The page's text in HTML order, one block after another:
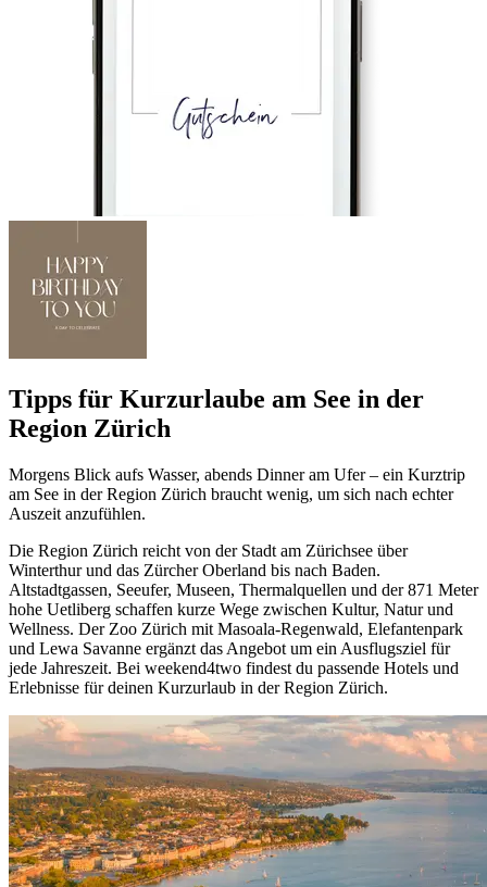
Tipps für Kurzurlaube am See in der
Region Zürich
Morgens Blick aufs Wasser, abends Dinner am Ufer – ein Kurztrip
am See in der Region Zürich braucht wenig, um sich nach echter
Auszeit anzufühlen.
Die Region Zürich reicht von der Stadt am Zürichsee über
Winterthur und das Zürcher Oberland bis nach Baden.
Altstadtgassen, Seeufer, Museen, Thermalquellen und der 871 Meter
hohe Uetliberg schaffen kurze Wege zwischen Kultur, Natur und
Wellness. Der Zoo Zürich mit Masoala-Regenwald, Elefantenpark
und Lewa Savanne ergänzt das Angebot um ein Ausflugsziel für
jede Jahreszeit. Bei weekend4two findest du passende Hotels und
Erlebnisse für deinen Kurzurlaub in der Region Zürich.